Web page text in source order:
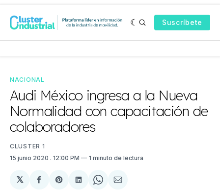
Suscríbete
NACIONAL
Audi México ingresa a la Nueva
Normalidad con capacitación de
colaboradores
CLUSTER 1
15 junio 2020 . 12:00 PM 1 minuto de lectura
𝕏
Compartir
ShareCompartir
ShareCompartir